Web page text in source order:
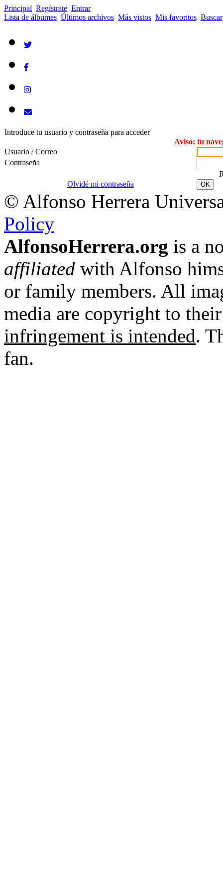
Principal Regístrate Entrar
Lista de álbumes Últimos archivos Más vistos Mis favoritos Buscar
Introduce tu usuario y contraseña para acceder
Aviso: tu
Usuario / Correo
Contraseña
Olvidé mi contraseña
OK
© Alfonso Herrera
Policy
AlfonsoHerrera.org is a
affiliated with Alfonso
or family members. All
media are copyright to
infringement is intended.
fan.